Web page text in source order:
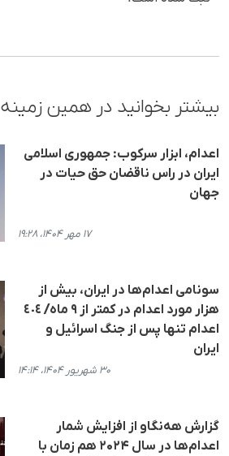
بیشتر بخوانید در همین زمینه
اعدام، ابزار سرکوب: جمهوری اسلامی
ایران در راس ناقضان حق حیات در
جهان
۱۷ مهر ۱۴۰۴، ۱۹:۲۸
سونامی اعدام‌ها در ایران، بیش از
هزار مورد اعدام در کمتر از ۹ ماه/ ٤٠٤
اعدام تنها پس از جنگ اسرائیل و
ایران
۳۰ شهریور ۱۴۰۴، ۱۴:۱۴
گزارش هه‌نگاو از افزایش شمار
اعدام‌ها در سال ۲۰۲۴ هم زمان با